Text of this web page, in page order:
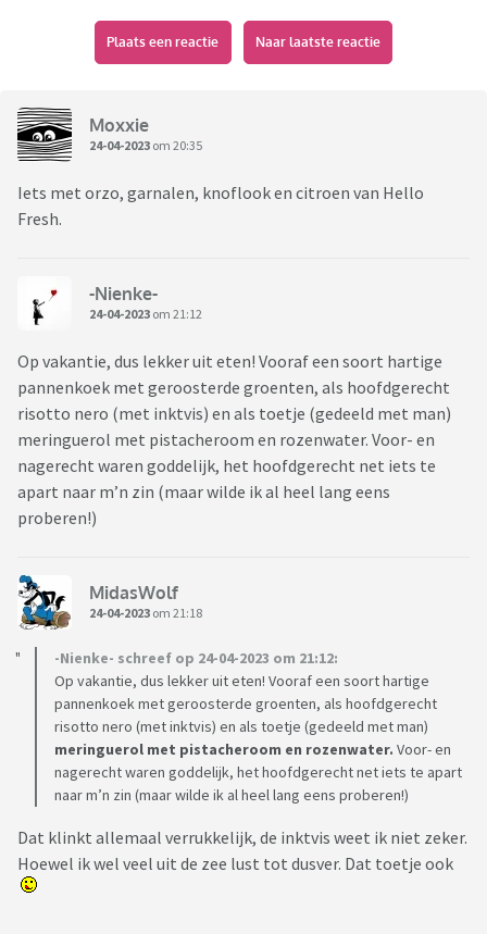
Plaats een reactie Naar laatste reactie
Moxxie
24-04-2023 om 20:35
Iets met orzo, garnalen, knoflook en citroen van Hello
Fresh.
-Nienke-
24-04-2023 om 21:12
Op vakantie, dus lekker uit eten! Vooraf een soort hartige
pannenkoek met geroosterde groenten, als hoofdgerecht
risotto nero (met inktvis) en als toetje (gedeeld met man)
meringuerol met pistacheroom en rozenwater. Voor- en
nagerecht waren goddelijk, het hoofdgerecht net iets te
apart naar m’n zin (maar wilde ik al heel lang eens
proberen!)
MidasWolf
24-04-2023 om 21:18
-Nienke- schreef op 24-04-2023 om 21:12:
Op vakantie, dus lekker uit eten! Vooraf een soort hartige
pannenkoek met geroosterde groenten, als hoofdgerecht
risotto nero (met inktvis) en als toetje (gedeeld met man)
meringuerol met pistacheroom en rozenwater. Voor- en
nagerecht waren goddelijk, het hoofdgerecht net iets te apart
naar m’n zin (maar wilde ik al heel lang eens proberen!)
Dat klinkt allemaal verrukkelijk, de inktvis weet ik niet zeker.
Hoewel ik wel veel uit de zee lust tot dusver. Dat toetje ook